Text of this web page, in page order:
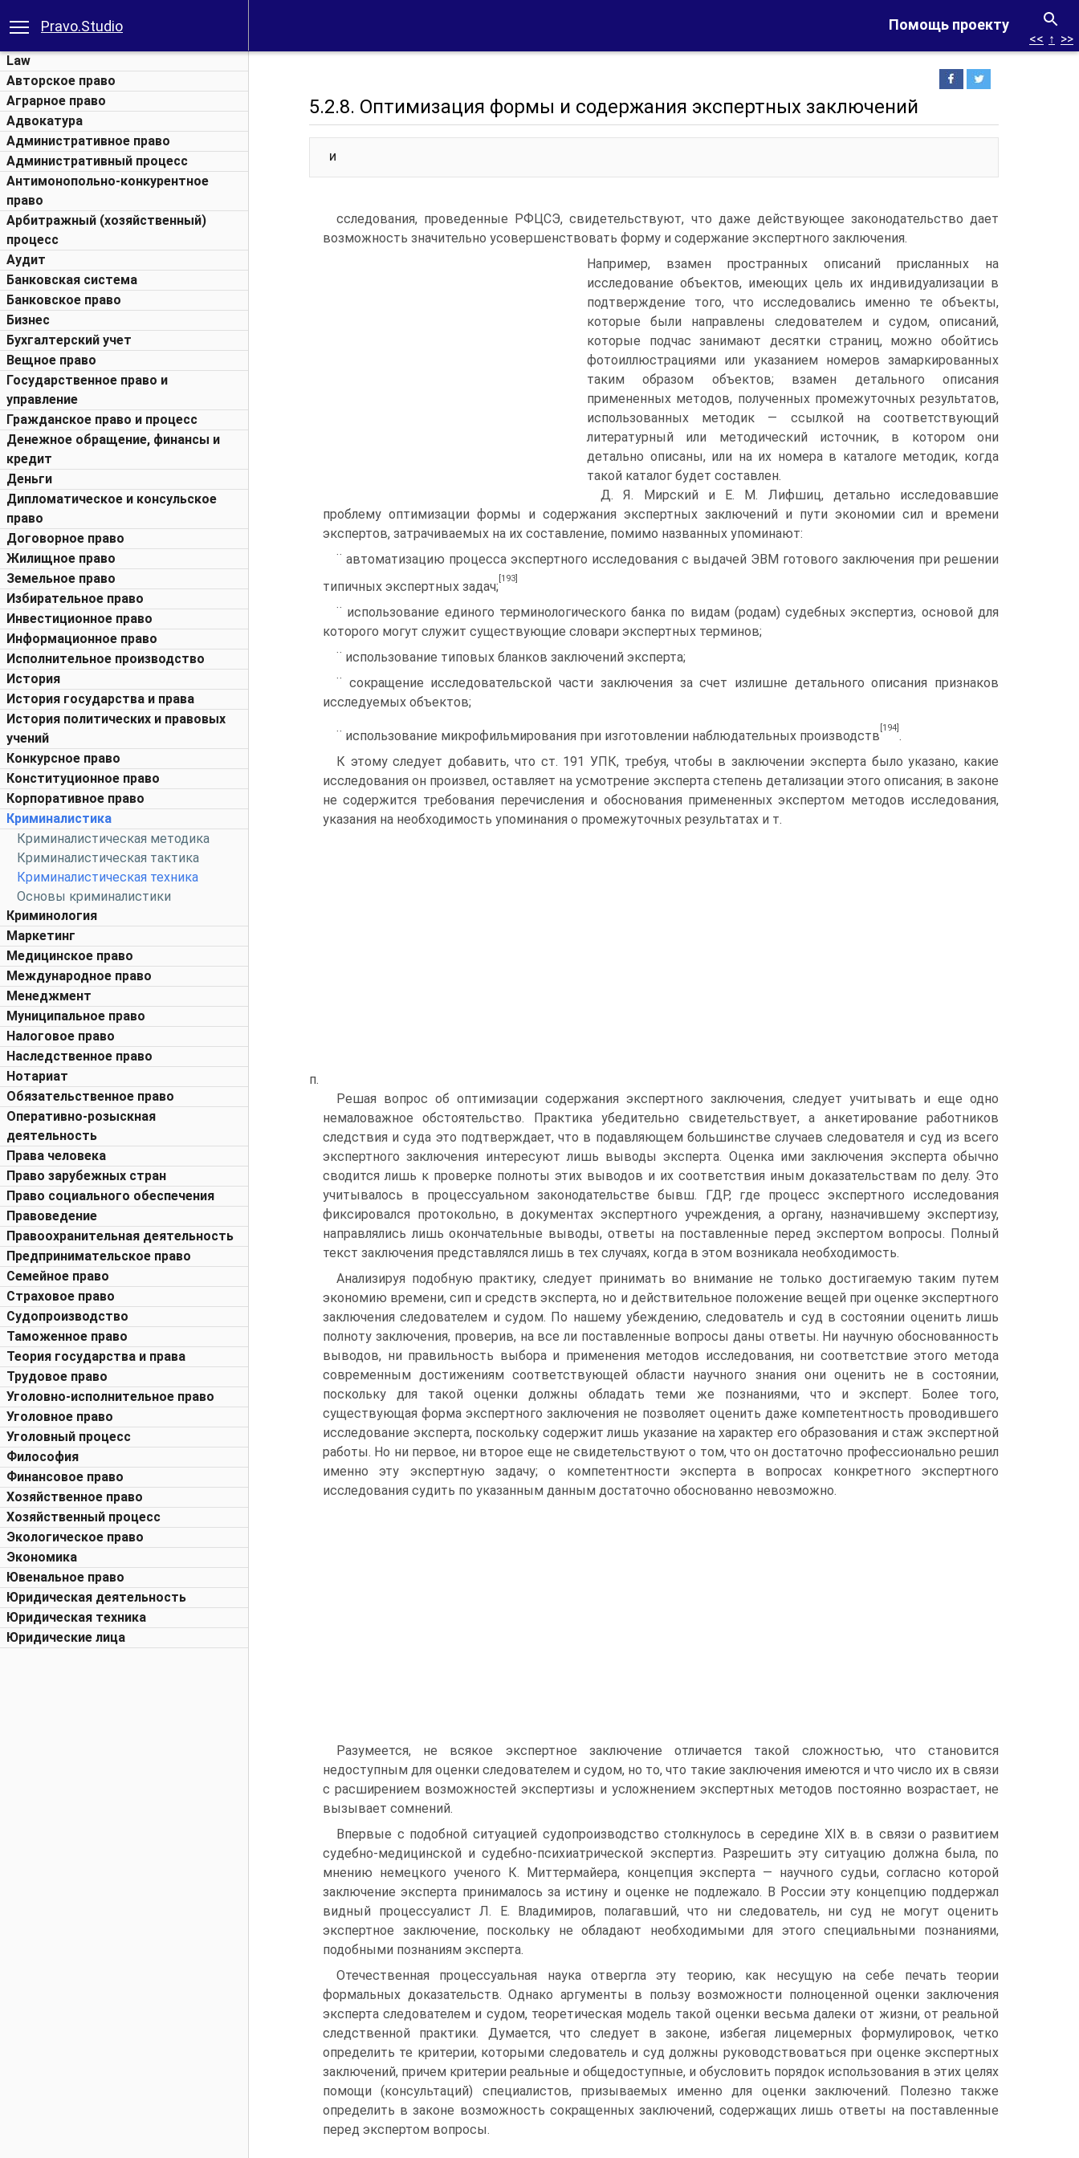
Помощь проекту
Pravo.Studio
Law
Авторское право
Аграрное право
Адвокатура
Административное право
Административный процесс
Антимонопольно-конкурентное
право
Арбитражный (хозяйственный)
процесс
Аудит
Банковская система
Банковское право
Бизнес
Бухгалтерский учет
Вещное право
Государственное право и
управление
Гражданское право и процесс
Денежное обращение, финансы и
кредит
Деньги
Дипломатическое и консульское
право
Договорное право
Жилищное право
Земельное право
Избирательное право
Инвестиционное право
Информационное право
Исполнительное производство
История
История государства и права
История политических и правовых
учений
Конкурсное право
Конституционное право
Корпоративное право
Криминалистика
Криминалистическая методика
Криминалистическая тактика
Криминалистическая техника
Основы криминалистики
Криминология
Маркетинг
Медицинское право
Международное право
Менеджмент
Муниципальное право
Налоговое право
Наследственное право
Нотариат
Обязательственное право
Оперативно-розыскная
деятельность
Права человека
Право зарубежных стран
Право социального обеспечения
Правоведение
Правоохранительная деятельность
Предпринимательское право
Семейное право
Страховое право
Судопроизводство
Таможенное право
Теория государства и права
Трудовое право
Уголовно-исполнительное право
Уголовное право
Уголовный процесс
Философия
Финансовое право
Хозяйственное право
Хозяйственный процесс
Экологическое право
Экономика
Ювенальное право
Юридическая деятельность
Юридическая техника
Юридические лица
<< ↑ >>
5.2.8. Оптимизация формы и содержания экспертных заключений
И
сследования, проведенные РФЦСЭ, свидетельствуют, что даже действующее законодательство дает
возможность значительно усовершенствовать форму и содержание экспертного заключения.
Например, взамен пространных описаний присланных на
исследование объектов, имеющих цель их индивидуализации в
подтверждение того, что исследовались именно те объекты,
которые были направлены следователем и судом, описаний,
которые подчас занимают десятки страниц, можно обойтись
фотоиллюстрациями или указанием номеров замаркированных
таким образом объектов; взамен детального описания
примененных методов, полученных промежуточных результатов,
использованных методик — ссылкой на соответствующий
литературный или методический источник, в котором они
детально описаны, или на их номера в каталоге методик, когда
такой каталог будет составлен.
Д. Я. Мирский и Е. М. Лифшиц, детально исследовавшие
проблему оптимизации формы и содержания экспертных заключений и пути экономии сил и времени
экспертов, затрачиваемых на их составление, помимо названных упоминают:
¨ автоматизацию процесса экспертного исследования с выдачей ЭВМ готового заключения при решении
типичных экспертных задач;
[193]
¨ использование единого терминологического банка по видам (родам) судебных экспертиз, основой для
которого могут служит существующие словари экспертных терминов;
¨ использование типовых бланков заключений эксперта;
¨ сокращение исследовательской части заключения за счет излишне детального описания признаков
исследуемых объектов;
¨ использование микрофильмирования при изготовлении наблюдате­льных производств
[194]
.
К этому следует добавить, что ст. 191 УПК, требуя, чтобы в заключении эксперта было указано, какие
исследования он произвел, оставляет на усмотрение эксперта степень детализации этого описания; в законе
не содержится требования перечисления и обоснования примененных экспертом методов исследования,
указания на необходимость упоминания о промежуточных результатах и т.
п.
Решая вопрос об оптимизации содержания экспертного заключения, следует учитывать и еще одно
немаловажное обстоятельство. Практика убедительно свидетельствует, а анкетирование работников
следствия и суда это подтверждает, что в подавляющем большинстве случаев следователя и суд из всего
экспертного заключения интересуют лишь выводы эксперта. Оценка ими заключения эксперта обычно
сводится лишь к проверке полноты этих выводов и их соответствия иным доказатель­ствам по делу. Это
учитывалось в процессуальном законодательстве бывш. ГДР, где процесс экспертного исследования
фиксировался протокольно, в документах экспертного учреждения, а органу, назначившему экспертизу,
направлялись лишь окончательные выводы, ответы на поставленные перед экспертом вопросы. Полный
текст заключения представлялся лишь в тех случаях, когда в этом возникала необходимость.
Анализируя подобную практику, следует принимать во внимание не только достигаемую таким путем
экономию времени, сип и средств эксперта, но и действительное положение вещей при оценке экспертного
заключения следователем и судом. По нашему убеждению, следователь и суд в состоянии оценить лишь
полноту заключения, проверив, на все ли поставленные вопросы даны ответы. Ни научную обоснованность
выводов, ни правильность выбора и применения методов исследования, ни соответствие этого метода
современным достижениям соответствующей области научного знания они оценить не в состоянии,
поскольку для такой оценки должны обладать теми же познаниями, что и эксперт. Более того,
существующая форма экспертного заключения не позволяет оценить даже компетентность проводившего
исследование эксперта, поскольку содержит лишь указание на характер его образования и стаж экспертной
работы. Но ни первое, ни второе еще не свидетельствуют о том, что он достаточно профессионально решил
именно эту экспертную задачу; о компетентности эксперта в вопросах конкретного экспертного
исследования судить по указанным данным достаточно обоснованно невозможно.
Разумеется, не всякое экспертное заключение отличается такой сло­жностью, что становится
недоступным для оценки следователем и судом, но то, что такие заключения имеются и что число их в связи
с расширением возможностей экспертизы и усложнением экспертных методов постоянно возрастает, не
вызывает сомнений.
Впервые с подобной ситуацией судопроизводство столкнулось в середине XIX в. в связи о развитием
судебно-медицинской и судебно-психиатрической экспертиз. Разрешить эту ситуацию должна была, по
мнению немецкого ученого К. Миттермайера, концепция эксперта — научного судьи, согласно которой
заключение эксперта принималось за истину и оценке не подлежало. В России эту концепцию поддержал
видный процессуалист Л. Е. Владимиров, полагавший, что ни следователь, ни суд не могут оценить
экспертное заключение, поскольку не обладают необходимыми для этого специальными познаниями,
подобными познаниям эксперта.
Отечественная процессуальная наука отвергла эту теорию, как несущую на себе печать теории
формальных доказательств. Однако аргуме­нты в пользу возможности полноценной оценки заключения
эксперта сле­дователем и судом, теоретическая модель такой оценки весьма далеки от жизни, от реальной
следственной практики. Думается, что следует в законе, избегая лицемерных формулировок, четко
определить те критерии, которыми следователь и суд должны руководствоваться при оценке экспертных
заключений, причем критерии реальные и общедоступные, и обусловить порядок использования в этих целях
помощи (консультаций) специалистов, призываемых именно для оценки заключений. Полезно также
определить в законе возможность сокращенных заключений, содержащих лишь ответы на поставленные
перед экспертом вопросы.